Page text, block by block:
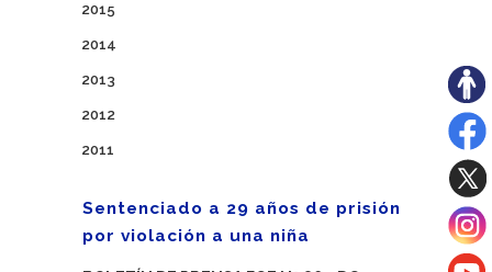
2015
2014
2013
2012
2011
Sentenciado a 29 años de prisión
por violación a una niña